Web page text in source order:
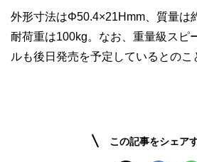
外形寸法はΦ50.4×21Hmm、質量は
耐荷重は100kg。なお、重量級スピ
ルも後日発売を予定しているとのこ
この記事をシェア